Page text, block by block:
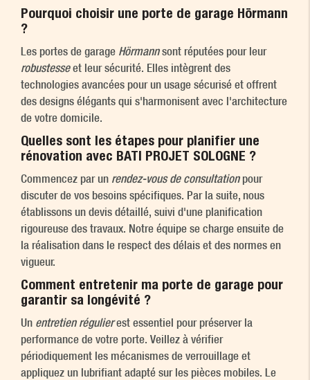
Pourquoi choisir une porte de garage Hörmann
?
Les portes de garage Hörmannsont réputées pour leur
robustesseet leur sécurité. Elles intègrent des
technologies avancées pour un usage sécurisé et offrent
des designs élégants qui s'harmonisent avec l'architecture
de votre domicile.
Quelles sont les étapes pour planifier une
rénovation avec BATI PROJET SOLOGNE ?
Commencez par un rendez-vous de consultationpour
discuter de vos besoins spécifiques. Par la suite, nous
établissons un devis détaillé, suivi d'une planification
rigoureuse des travaux. Notre équipe se charge ensuite de
la réalisation dans le respect des délais et des normes en
vigueur.
Comment entretenir ma porte de garage pour
garantir sa longévité ?
Un entretien régulierest essentiel pour préserver la
performance de votre porte. Veillez à vérifier
périodiquement les mécanismes de verrouillage et
appliquez un lubrifiant adapté sur les pièces mobiles. Le